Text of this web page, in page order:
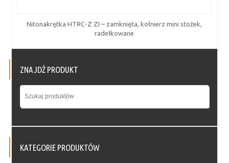
Nitonakrętka HTRC-Z ZI – zamknięta, kołnierz mini stożek,
radełkowane
ZNAJDŹ PRODUKT
KATEGORIE PRODUKTÓW